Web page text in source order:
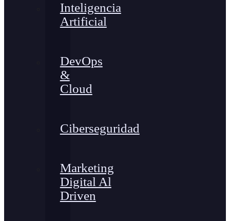
Inteligencia
Artificial
DevOps
&
Cloud
Ciberseguridad
Marketing
Digital Al
Driven